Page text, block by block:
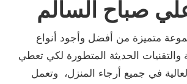
صباح السالم
متميزة من أفضل وأجود أنواع
والتقنيات الحديثة المتطورة لكي تعطي
في جميع أرجاء المنزل، وتعمل